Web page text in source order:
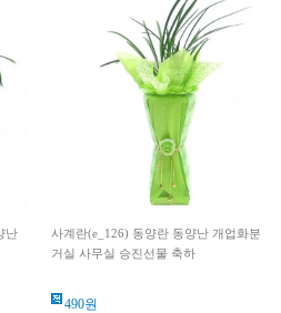
난
사계란(e_126) 동양란 동양난 개업화분
거실 사무실 승진선물 축하
490원